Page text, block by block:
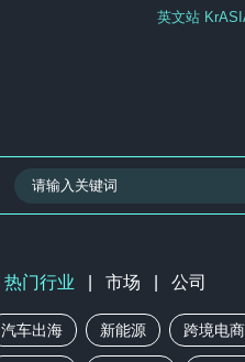
英文站
热门行业 市场 公司
汽车出海 新能源 跨境电商